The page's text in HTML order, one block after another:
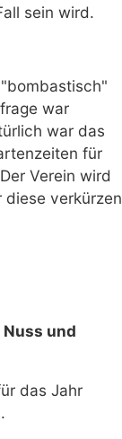
sein wird.
war
war das
für
Verein wird
verkürzen
und
das Jahr